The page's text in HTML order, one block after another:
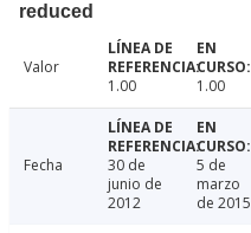
reduced
Valor
1.00
1.00
Fecha
30 de
junio de
2012
5 de
marzo
de 2015